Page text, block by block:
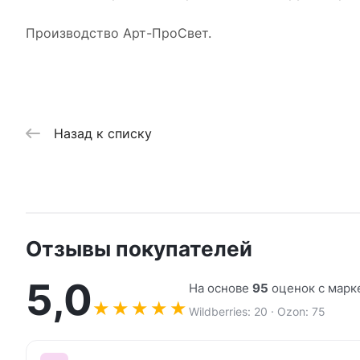
Производство Арт-ПроСвет.
Назад к списку
Отзывы покупателей
5,0★ ★ ★ ★ ★
На основе 95 оценок с
Wildberries: 20 · Ozon: 75